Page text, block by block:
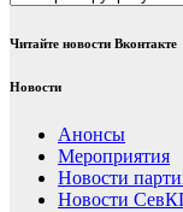
Читайте новости Вконтакте
Новости
Анонсы
Мероприятия
Новости
Новости